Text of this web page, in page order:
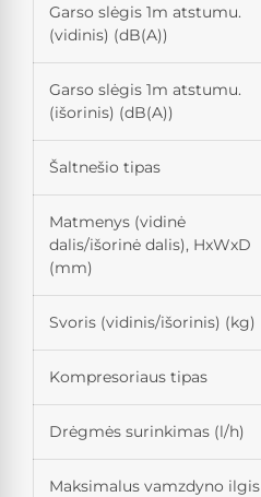
Garso slėgis 1m atstumu.
(vidinis) (dB(A))
Garso slėgis 1m atstumu.
(išorinis) (dB(A))
Šaltnešio tipas
Matmenys (vidinė
dalis/išorinė dalis), HxWxD
(mm)
Svoris (vidinis/išorinis) (kg)
Kompresoriaus tipas
Drėgmės surinkimas (l/h)
Maksimalus vamzdyno ilgis